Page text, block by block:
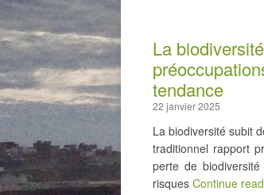
La
tendance
22 janvier 2025
La biodiversité subit
traditionnel rapport
perte de biodiversité
risques Continue